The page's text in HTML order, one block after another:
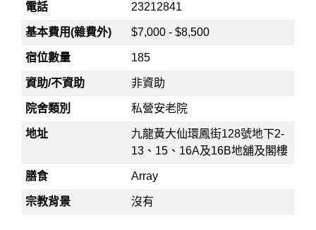
電話 23212841
基本費用(雜費外) $7,000 - $8,500
宿位數量 185
資助/不資助 非資助
院舍類別 私營安老院
地址
九龍黃大仙環鳳街128號地下2-
13、15、16A及16B地舖及閣樓
膳食 Array
宗教背景 沒有